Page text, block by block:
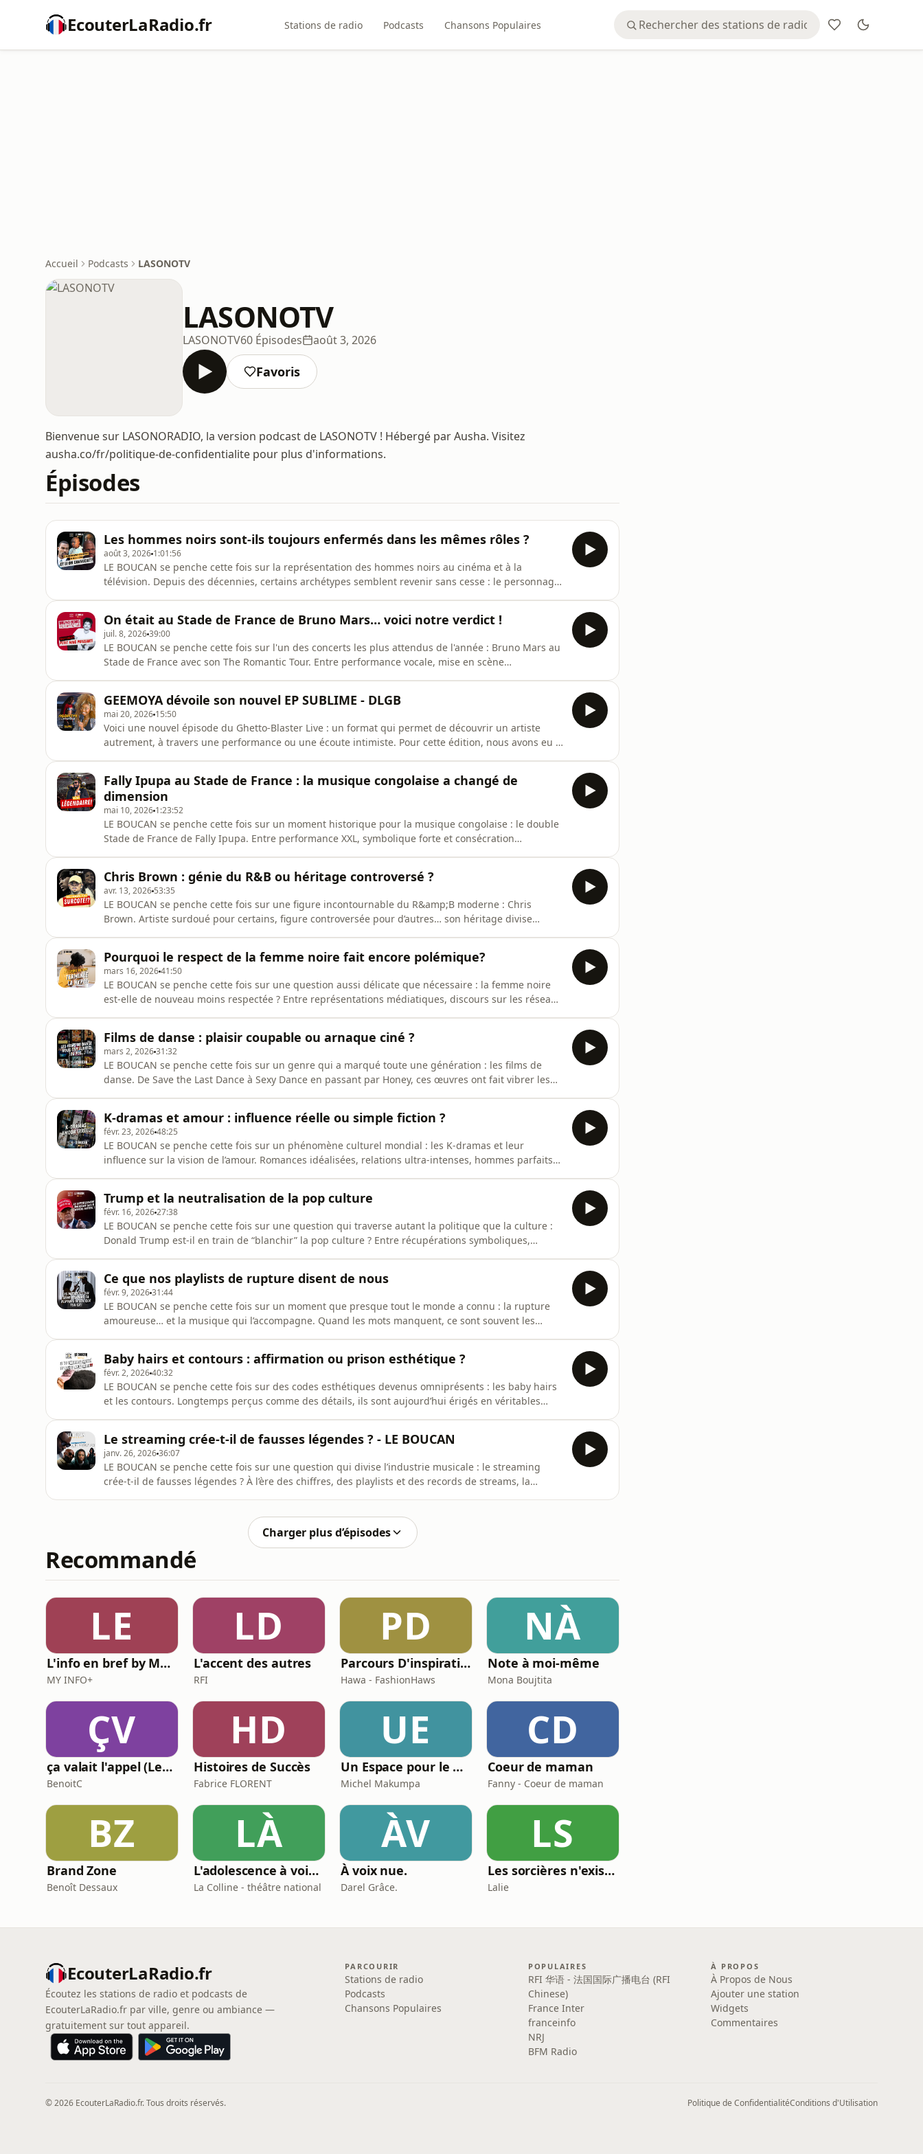
EcouterLaRadio.fr Stations de radio Podcasts Chansons Populaires
Accueil Podcasts LASONOTV
LASONOTV
LASONOTV60 Épisodes août 3, 2026
Favoris
Bienvenue sur LASONORADIO, la version podcast de LASONOTV ! Hébergé par Ausha. Visitez
ausha.co/fr/politique-de-confidentialite pour plus d'informations.
Épisodes
Les hommes noirs sont-ils toujours enfermés dans les mêmes rôles ?
août 3, 2026 1:01:56
LE BOUCAN se penche cette fois sur la représentation des hommes noirs au cinéma et à la
télévision. Depuis des décennies, certains archétypes semblent revenir sans cesse : le personnage
interrogent autant qu'ell
On était au Stade de France de Bruno Mars… voici notre verdict !
juil. 8, 202639:00
LE BOUCAN se penche cette fois sur l'un des concerts les plus attendus de l'année : Bruno Mars au
Stade de France avec son The Romantic Tour. Entre performance vocale, mise en scène
Bruno Mars ? Est-ce son
GEEMOYA dévoile son nouvel EP SUBLIME - DLGB
mai 20, 2026 15:50
Voici une nouvel épisode du Ghetto-Blaster Live : un format qui permet de découvrir un artiste
autrement, à travers une performance ou une écoute intimiste. Pour cette édition, nous avons eu la
GEEMOYA et découvrons
Fally Ipupa au Stade de France : la musique congolaise a changé de
dimension
mai 10, 2026 1:23:52
LE BOUCAN se penche cette fois sur un moment historique pour la musique congolaise : le double
Stade de France de Fally Ipupa. Entre performance XXL, symbolique forte et consécration
Bercy de Ferre Gola et
Chris Brown : génie du R&B ou héritage controversé ?
avr. 13, 2026 53:35
LE BOUCAN se penche cette fois sur une figure incontournable du R&amp;B moderne : Chris
Brown. Artiste surdoué pour certains, figure controversée pour d’autres… son héritage divise
polémiques persistantes, une qu
Pourquoi le respect de la femme noire fait encore polémique?
mars 16, 202641:50
LE BOUCAN se penche cette fois sur une question aussi délicate que nécessaire : la femme noire
est-elle de nouveau moins respectée ? Entre représentations médiatiques, discours sur les réseaux
perception amplifiée p
Films de danse : plaisir coupable ou arnaque ciné ?
mars 2, 202631:32
LE BOUCAN se penche cette fois sur un genre qui a marqué toute une génération : les films de
danse. De Save the Last Dance à Sexy Dance en passant par Honey, ces œuvres ont fait vibrer les
parfois plus chorégra
K-dramas et amour : influence réelle ou simple fiction ?
févr. 23, 202648:25
LE BOUCAN se penche cette fois sur un phénomène culturel mondial : les K-dramas et leur
influence sur la vision de l’amour. Romances idéalisées, relations ultra-intenses, hommes parfaits
Entre rêve, projection et fr
Trump et la neutralisation de la pop culture
févr. 16, 202627:38
LE BOUCAN se penche cette fois sur une question qui traverse autant la politique que la culture :
Donald Trump est-il en train de “blanchir” la pop culture ? Entre récupérations symboliques,
présence dans l’ima
Ce que nos playlists de rupture disent de nous
févr. 9, 202631:44
LE BOUCAN se penche cette fois sur un moment que presque tout le monde a connu : la rupture
amoureuse… et la musique qui l’accompagne. Quand les mots manquent, ce sont souvent les
compris ? Entre ballades déch
Baby hairs et contours : affirmation ou prison esthétique ?
févr. 2, 202640:32
LE BOUCAN se penche cette fois sur des codes esthétiques devenus omniprésents : les baby hairs
et les contours. Longtemps perçus comme des détails, ils sont aujourd’hui érigés en véritables
identitaire,
Le streaming crée-t-il de fausses légendes ? - LE BOUCAN
janv. 26, 202636:07
LE BOUCAN se penche cette fois sur une question qui divise l’industrie musicale : le streaming
crée-t-il de fausses légendes ? À l’ère des chiffres, des playlists et des records de streams, la
Charger plus d’épisodes
Recommandé
LE
L'info en bref by MY INFO+
MY INFO+
LD
L'accent des autres
RFI
PD
Parcours D'inspirations
Hawa - FashionHaws
NÀ
Note à moi-même
Mona Boujtita
ÇV
ça valait l'appel (Les meilleures histoires de la relation client)
BenoitC
HD
Histoires de Succès
Fabrice FLORENT
UE
Un Espace pour le Deuil
Michel Makumpa
CD
Coeur de maman
Fanny - Coeur de maman
BZ
Brand Zone
Benoît Dessaux
LÀ
L'adolescence à voix haute
La Colline - théâtre national
ÀV
À voix nue.
Darel Grâce.
LS
Les sorcières n'existent pas
Lalie
EcouterLaRadio.fr
Écoutez les stations de radio et podcasts de
EcouterLaRadio.fr par ville, genre ou ambiance —
gratuitement sur tout appareil.
PARCOURIR
Stations de radio
Podcasts
Chansons Populaires
POPULAIRES
RFI 华语 - 法国国际广播电台 (RFI
Chinese)
France Inter
franceinfo
NRJ
BFM Radio
À PROPOS
À Propos de Nous
Ajouter une station
Widgets
Commentaires
© 2026 EcouterLaRadio.fr. Tous droits réservés. Politique de ConfidentialitéConditions d'Utilisation